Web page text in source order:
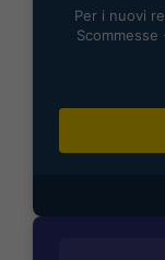
Per i nuovi